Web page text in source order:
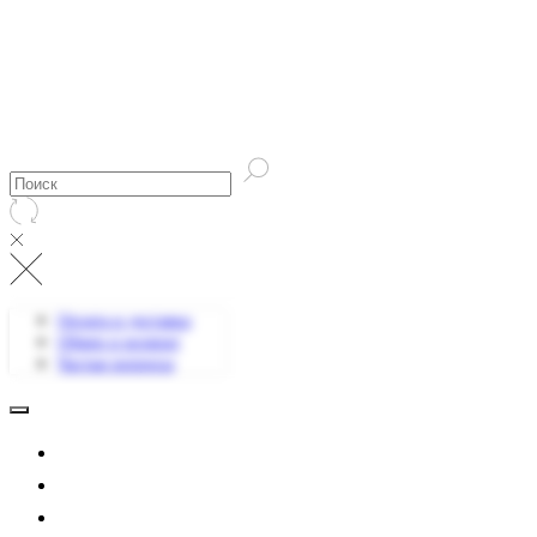
Оплата и доставка
Обмен и возврат
Частые вопросы